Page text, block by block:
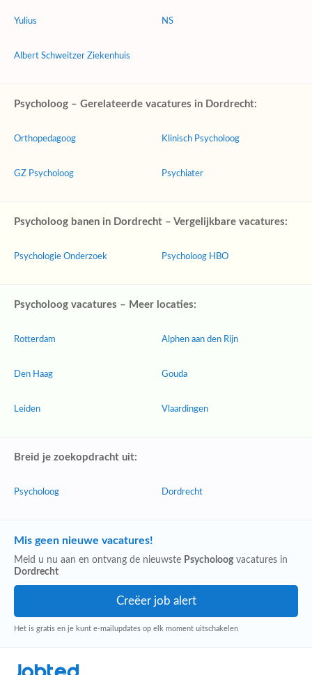
Yulius
Albert Schweitzer Ziekenhuis
NS
Psycholoog – Gerelateerde vacatures in Dordrecht:
Orthopedagoog
GZ Psycholoog
Klinisch Psycholoog
Psychiater
Psycholoog banen in Dordrecht – Vergelijkbare vacatures:
Psychologie Onderzoek Psycholoog HBO
Psycholoog vacatures – Meer locaties:
Rotterdam
Den Haag
Leiden
Alphen aan den Rijn
Gouda
Vlaardingen
Breid je zoekopdracht uit:
Psycholoog Dordrecht
Mis geen nieuwe vacatures!
Meld u nu aan en ontvang de nieuwste Psycholoogvacatures in
Dordrecht
Het is gratis en je kunt e-mailupdates op elk moment uitschakelen